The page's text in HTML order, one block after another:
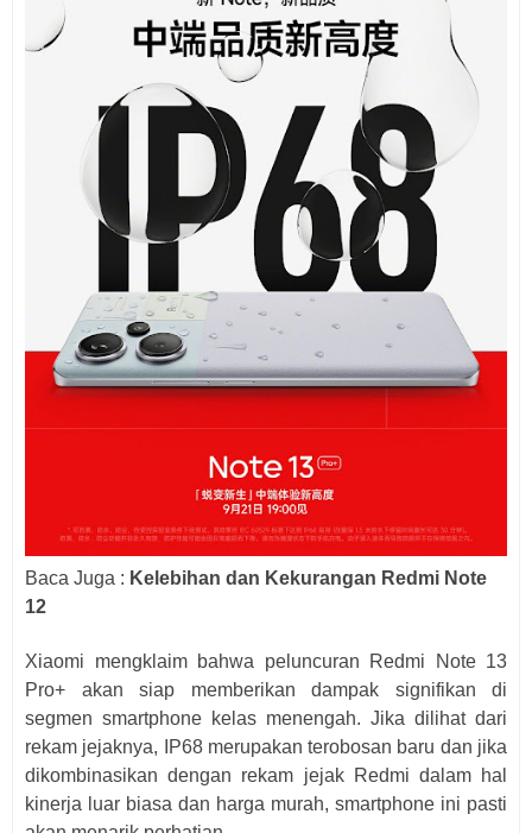
Baca Juga : Kelebihan dan Kekurangan Redmi Note
12
Xiaomi mengklaim bahwa peluncuran Redmi Note 13
Pro+ akan siap memberikan dampak signifikan di
segmen smartphone kelas menengah. Jika dilihat dari
rekam jejaknya, IP68 merupakan terobosan baru dan jika
dikombinasikan dengan rekam jejak Redmi dalam hal
kinerja luar biasa dan harga murah, smartphone ini pasti